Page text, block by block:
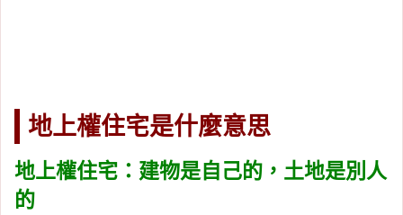
地上權住宅是什麼意思
地上權住宅：建物是自己的，土地是別人
的